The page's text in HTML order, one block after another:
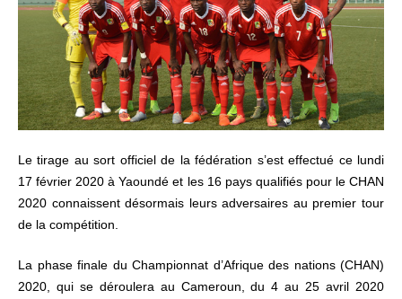
Le tirage au sort officiel de la fédération s’est effectué ce lundi
17 février 2020 à Yaoundé et les 16 pays qualifiés pour le CHAN
2020 connaissent désormais leurs adversaires au premier tour
de la compétition.
La phase finale du Championnat d’Afrique des nations (CHAN)
2020, qui se déroulera au Cameroun, du 4 au 25 avril 2020